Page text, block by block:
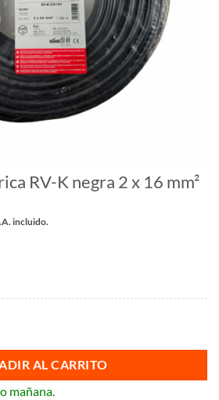
RV-K negra 2 x 16 mm²
incluido.
AL CARRITO
mañana.